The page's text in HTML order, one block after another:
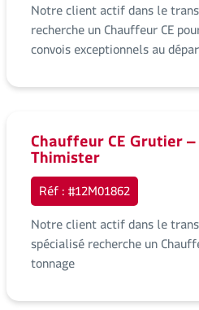
Notre client actif dans le
recherche un Chauffeur CE
convois exceptionnels au
Chauffeur CE Grutier
Thimister
Réf : #12M01862
Notre client actif dans le
spécialisé recherche un
tonnage